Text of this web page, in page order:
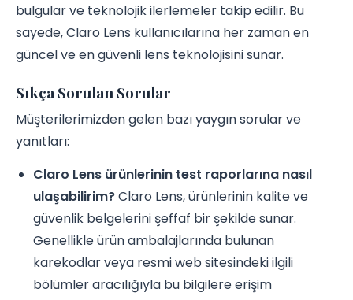
bulgular ve teknolojik ilerlemeler takip edilir. Bu
sayede, Claro Lens kullanıcılarına her zaman en
güncel ve en güvenli lens teknolojisini sunar.
Sıkça Sorulan Sorular
Müşterilerimizden gelen bazı yaygın sorular ve
yanıtları:
Claro Lens ürünlerinin test raporlarına nasıl
ulaşabilirim?Claro Lens, ürünlerinin kalite ve
güvenlik belgelerini şeffaf bir şekilde sunar.
Genellikle ürün ambalajlarında bulunan
karekodlar veya resmi web sitesindeki ilgili
bölümler aracılığıyla bu bilgilere erişim